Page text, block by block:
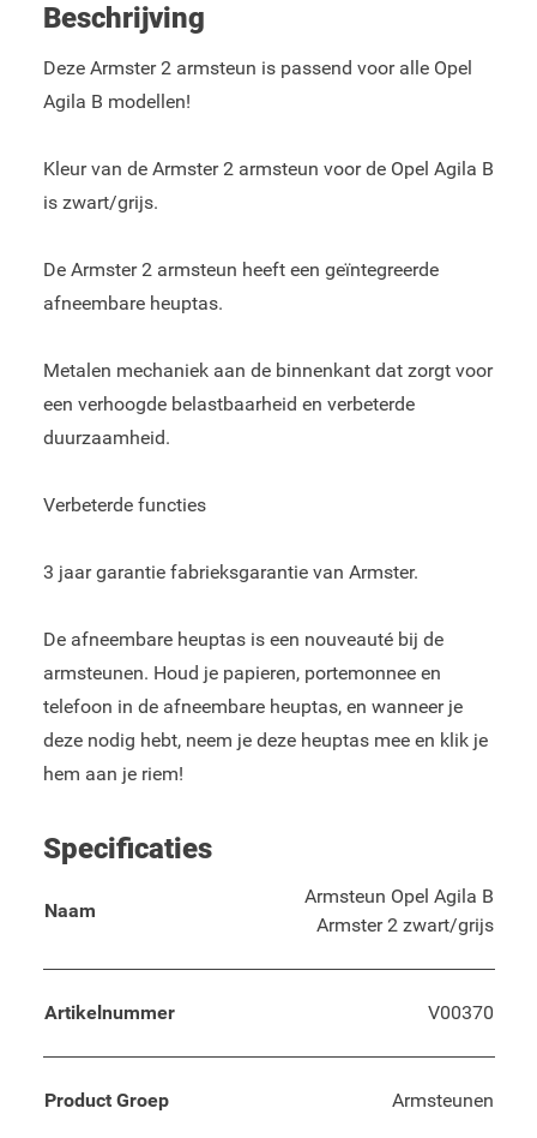
Beschrijving
Deze Armster 2 armsteun is passend voor alle Opel
Agila B modellen!
Kleur van de Armster 2 armsteun voor de Opel Agila B
is zwart/grijs.
De Armster 2 armsteun heeft een geïntegreerde
afneembare heuptas.
Metalen mechaniek aan de binnenkant dat zorgt voor
een verhoogde belastbaarheid en verbeterde
duurzaamheid.
Verbeterde functies
3 jaar garantie fabrieksgarantie van Armster.
De afneembare heuptas is een nouveauté bij de
armsteunen. Houd je papieren, portemonnee en
telefoon in de afneembare heuptas, en wanneer je
deze nodig hebt, neem je deze heuptas mee en klik je
hem aan je riem!
Specificaties
Naam
Armsteun Opel Agila B
Armster 2 zwart/grijs
Artikelnummer V00370
Product Groep Armsteunen